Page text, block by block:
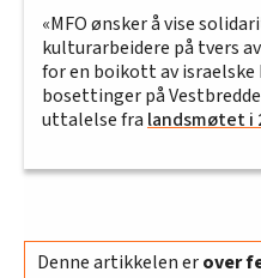
«MFO ønsker å vise
kulturarbeidere på tvers
for en boikott av
bosettinger på
uttalelse fralandsmøtet i
Denne artikkelen erover